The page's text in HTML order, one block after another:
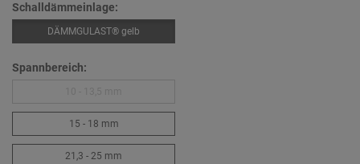
Schalldämmeinlage:
DÄMMGULAST® gelb
Spannbereich:
15 - 18 mm
21,3 - 25 mm